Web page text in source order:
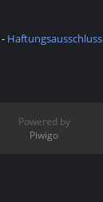
- Haftungsausschluss
Powered by
Piwigo